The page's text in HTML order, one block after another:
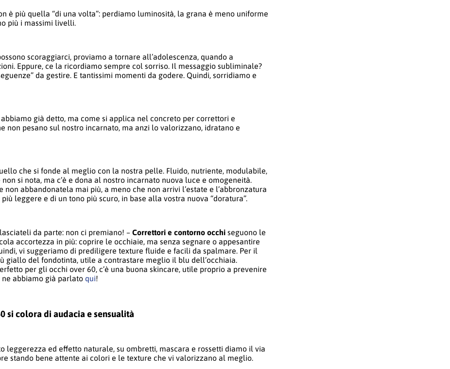
è più quella “di una volta”: perdiamo luminosità, la grana è meno uniforme
più i massimi livelli.
scoraggiarci, proviamo a tornare all’adolescenza, quando a
Eppure, ce la ricordiamo sempre col sorriso. Il messaggio subliminale?
da gestire. E tantissimi momenti da godere. Quindi, sorridiamo e
già detto, ma come si applica nel concreto per correttori e
non pesano sul nostro incarnato, ma anzi lo valorizzano, idratano e
che si fonde al meglio con la nostra pelle. Fluido, nutriente, modulabile,
si nota, ma c’è e dona al nostro incarnato nuova luce e omogeneità.
abbandonatela mai più, a meno che non arrivi l’estate e l’abbronzatura
leggere e di un tono più scuro, in base alla vostra nuova “doratura”.
da parte: non ci premiano! – Correttori e contorno occhi seguono le
accortezza in più: coprire le occhiaie, ma senza segnare o appesantire
vi suggeriamo di prediligere texture fluide e facili da spalmare. Per il
giallo del fondotinta, utile a contrastare meglio il blu dell’occhiaia.
per gli occhi over 60, c’è una buona skincare, utile proprio a prevenire
abbiamo già parlato qui!
si colora di audacia e sensualità
leggerezza ed effetto naturale, su ombretti, mascara e rossetti diamo il via
stando bene attente ai colori e le texture che vi valorizzano al meglio.